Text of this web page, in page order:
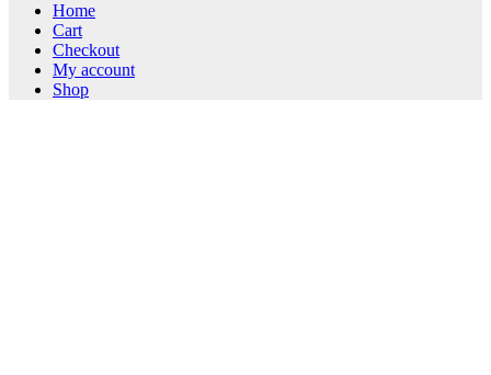
Home
Cart
Checkout
My account
Shop